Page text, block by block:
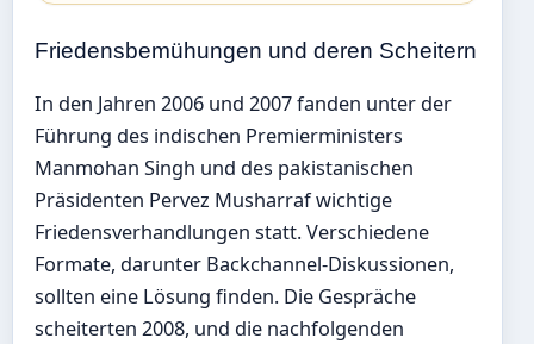
Friedensbemühungen und deren Scheitern
In den Jahren 2006 und 2007 fanden unter der
Führung des indischen Premierministers
Manmohan Singh und des pakistanischen
Präsidenten Pervez Musharraf wichtige
Friedensverhandlungen statt. Verschiedene
Formate, darunter Backchannel-Diskussionen,
sollten eine Lösung finden. Die Gespräche
scheiterten 2008, und die nachfolgenden